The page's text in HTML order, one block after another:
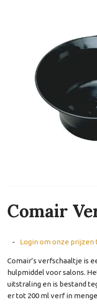
Comair
- Login om onze prijzen
Comair’s verfschaaltje is
hulpmiddel voor salons.
uitstraling en is bestand
er tot 200 ml verf in